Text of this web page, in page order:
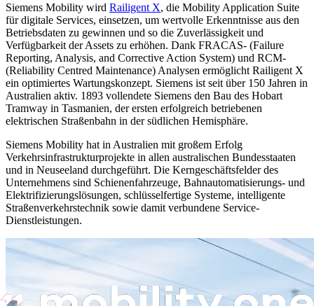
Siemens Mobility wird Railigent X, die Mobility Application Suite
für digitale Services, einsetzen, um wertvolle Erkenntnisse aus den
Betriebsdaten zu gewinnen und so die Zuverlässigkeit und
Verfügbarkeit der Assets zu erhöhen. Dank FRACAS- (Failure
Reporting, Analysis, and Corrective Action System) und RCM-
(Reliability Centred Maintenance) Analysen ermöglicht Railigent X
ein optimiertes Wartungskonzept. Siemens ist seit über 150 Jahren in
Australien aktiv. 1893 vollendete Siemens den Bau des Hobart
Tramway in Tasmanien, der ersten erfolgreich betriebenen
elektrischen Straßenbahn in der südlichen Hemisphäre.
Siemens Mobility hat in Australien mit großem Erfolg
Verkehrsinfrastrukturprojekte in allen australischen Bundesstaaten
und in Neuseeland durchgeführt. Die Kerngeschäftsfelder des
Unternehmens sind Schienenfahrzeuge, Bahnautomatisierungs- und
Elektrifizierungslösungen, schlüsselfertige Systeme, intelligente
Straßenverkehrstechnik sowie damit verbundene Service-
Dienstleistungen.